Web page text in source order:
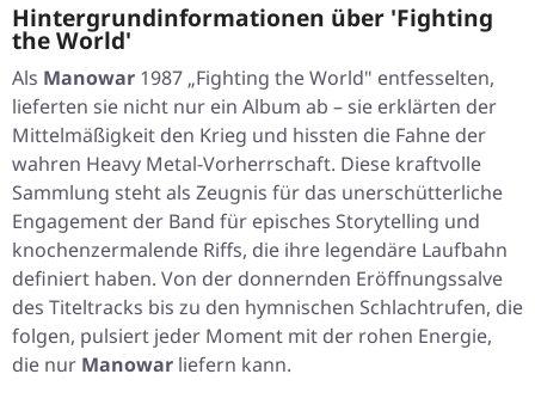
Hintergrundinformationen über 'Fighting
the World'
Als Manowar 1987 „Fighting the World" entfesselten,
lieferten sie nicht nur ein Album ab – sie erklärten der
Mittelmäßigkeit den Krieg und hissten die Fahne der
wahren Heavy Metal-Vorherrschaft. Diese kraftvolle
Sammlung steht als Zeugnis für das unerschütterliche
Engagement der Band für episches Storytelling und
knochenzermalende Riffs, die ihre legendäre Laufbahn
definiert haben. Von der donnernden Eröffnungssalve
des Titeltracks bis zu den hymnischen Schlachtrufen, die
folgen, pulsiert jeder Moment mit der rohen Energie,
die nur Manowar liefern kann.